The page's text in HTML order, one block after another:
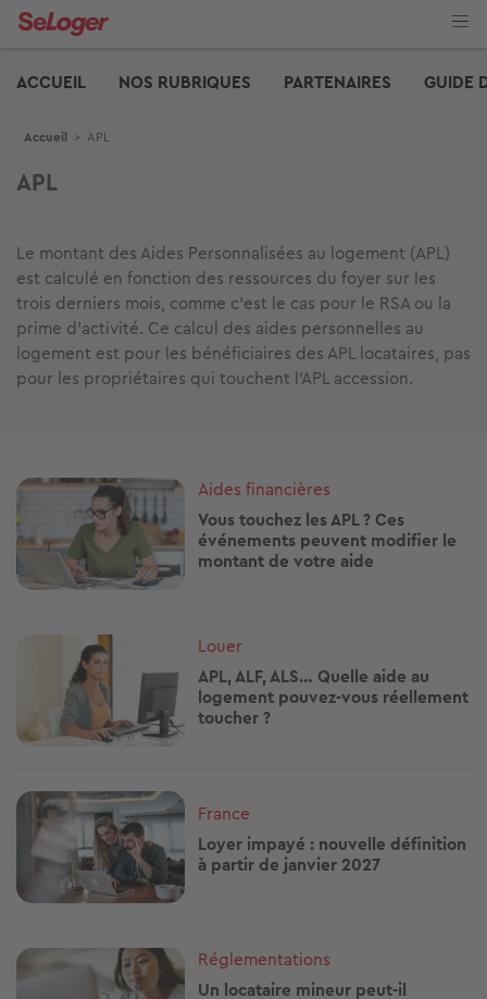
Aller
ACCUEIL
NOS RUBRIQUES PARTENAIRES GUIDE
Fil d'Ariane
Accueil > APL
APL
Le montant des Aides Personnalisées au logement (APL)
est calculé en fonction des ressources du foyer sur les
trois derniers mois, comme c’est le cas pour le RSA ou la
prime d’activité. Ce calcul des aides personnelles au
logement est pour les bénéficiaires des APL locataires, pas
pour les propriétaires qui touchent l’APL accession.
Image
Aides financières
Vous touchez les APL ? Ces
événements peuvent modifier le
montant de votre aide
Louer
APL, ALF, ALS… Quelle aide au
logement pouvez-vous réellement
toucher ?
Image
France
Loyer impayé : nouvelle définition
à partir de janvier 2027
Image
Réglementations
Un locataire mineur peut-il